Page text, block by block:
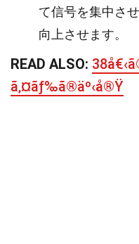
て信号を集中さ
向上させます。
READ ALSO:
ã‚¤ãƒ‰ã®äº‹å®Ÿ